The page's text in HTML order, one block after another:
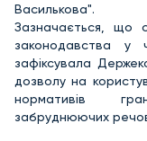
Василькова".
Зазначається, що
законодавства у
зафіксувала
дозволу на
нормативів
забруднюючих